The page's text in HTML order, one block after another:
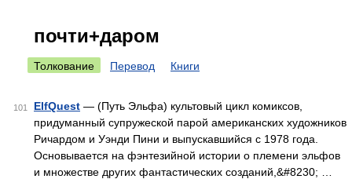
почти+даром
Толкование Перевод Книги
101 ElfQuest — (Путь Эльфа) культовый цикл комиксов,
придуманный супружеской парой американских художников
Ричардом и Уэнди Пини и выпускавшийся с 1978 года.
Основывается на фэнтезийной истории о племени эльфов
и множестве других фантастических созданий,&#8230; …